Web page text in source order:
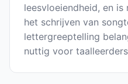
leesvloeiendheid, en
het schrijven van
lettergreeptelling
nuttig voor